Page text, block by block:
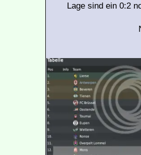
Lage sind ein 0:2